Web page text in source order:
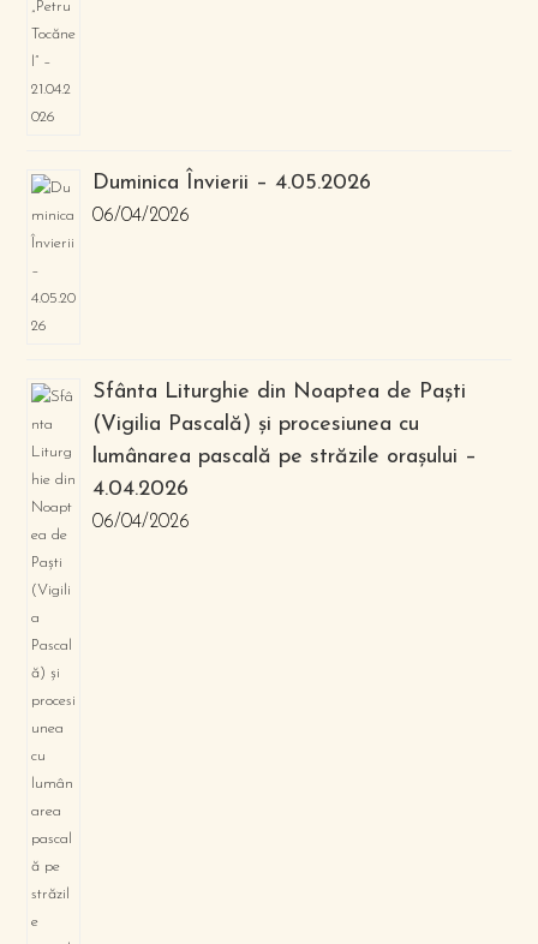
Duminica Învierii – 4.05.2026
06/04/2026
Sfânta Liturghie din Noaptea de Paști
(Vigilia Pascală) și procesiunea cu
lumânarea pascală pe străzile orașului –
4.04.2026
06/04/2026